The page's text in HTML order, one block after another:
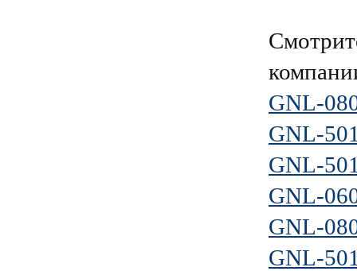
GNL-
GNL-
GNL-
GNL-
GNL-
GNL-